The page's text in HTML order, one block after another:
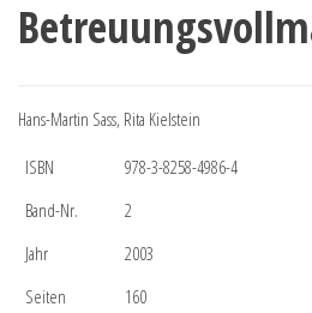
Hans-Martin Sass, Rita Kielstein
ISBN
978-3-8258-4986-4
Band-Nr.
2
Jahr
2003
Seiten
160